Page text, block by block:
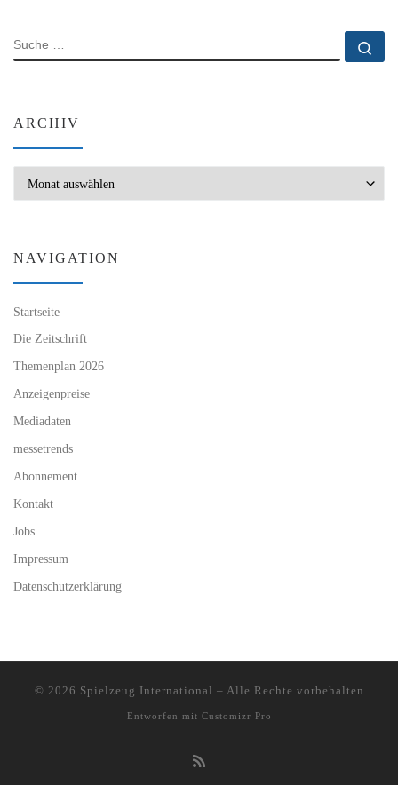
SUCHE
ARCHIV
NAVIGATION
Startseite
Die Zeitschrift
Themenplan 2026
Anzeigenpreise
Mediadaten
messetrends
Abonnement
Kontakt
Jobs
Impressum
Datenschutzerklärung
© 2026 Spielzeug International – Alle Rechte vorbehalten
Entworfen mit Customizr Pro